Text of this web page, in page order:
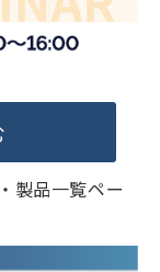
製品一覧ペー